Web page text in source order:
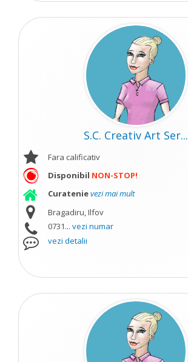
S.C. Creativ Art Ser...
Fara calificativ
Disponibil NON-STOP!
Curatenievezi mai mult
Bragadiru, Ilfov
0731... vezi numar
vezi detalii